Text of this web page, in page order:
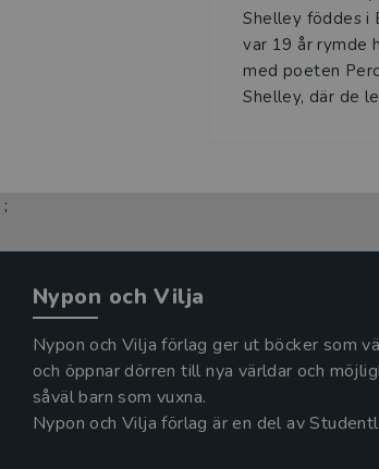
Shelley föddes i
var 19 år rymde
med poeten
Shelley, där de
;
Nypon och Vilja
Nypon och Vilja förlag ger ut böcker som
och öppnar dörren till nya världar och
såväl barn som vuxna.
Nypon och Vilja förlag är en del av